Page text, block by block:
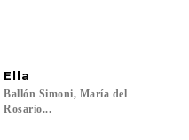
Ella
Ballón Simoni, María del
Rosario...